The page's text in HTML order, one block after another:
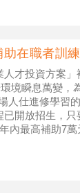
助在職者訓
人才投資方
境瞬息萬變
人仕進修學習
開放招生，
內最高補助7